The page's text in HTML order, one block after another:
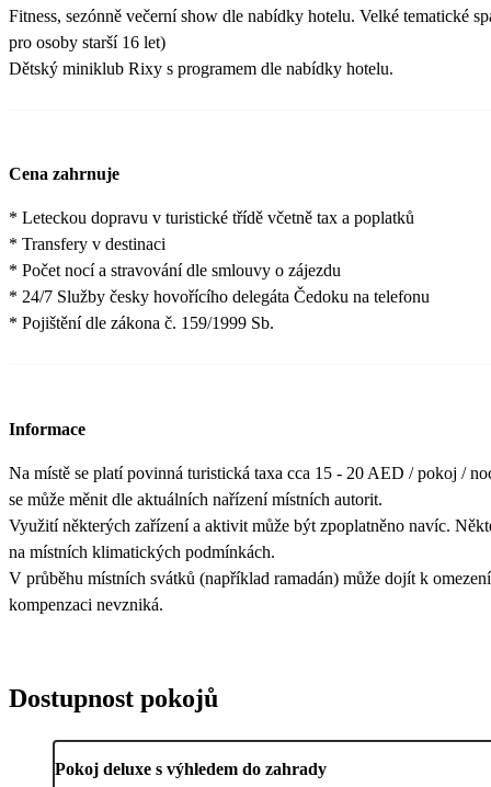
Fitness, sezónně večerní show dle nabídky hotelu. Velké tematické
pro osoby starší 16 let)
Dětský miniklub Rixy s programem dle nabídky hotelu.
Cena zahrnuje
* Leteckou dopravu v turistické třídě včetně tax a poplatků
* Transfery v destinaci
* Počet nocí a stravování dle smlouvy o zájezdu
* 24/7 Služby česky hovořícího delegáta Čedoku na telefonu
* Pojištění dle zákona č. 159/1999 Sb.
Informace
Na místě se platí povinná turistická taxa cca 15 - 20 AED / pokoj /
se může měnit dle aktuálních nařízení místních autorit.
Využití některých zařízení a aktivit může být zpoplatněno navíc.
na místních klimatických podmínkách.
V průběhu místních svátků (například ramadán) může dojít k
kompenzaci nevzniká.
Dostupnost pokojů
Pokoj deluxe s výhledem do zahrady